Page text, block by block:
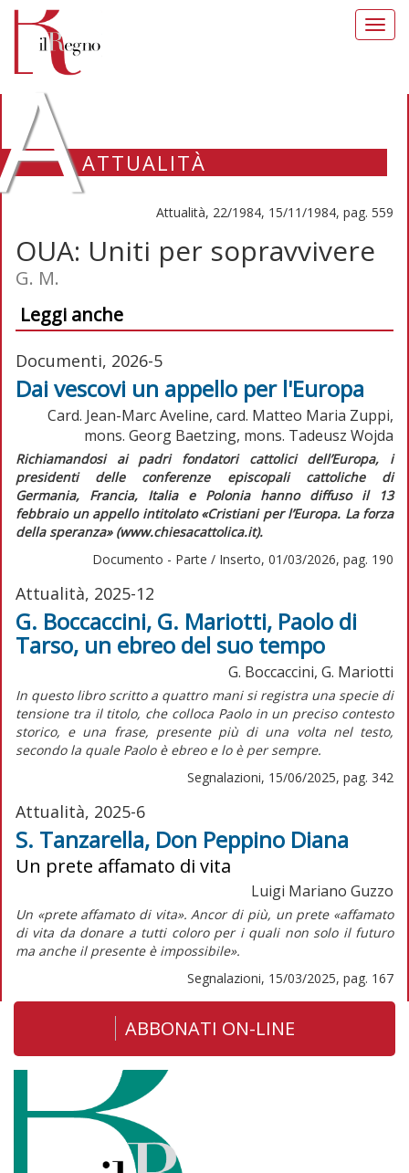
ATTUALITÀ
Attualità, 22/1984, 15/11/1984, pag. 559
OUA: Uniti per sopravvivere
G. M.
Leggi anche
Documenti, 2026-5
Dai vescovi un appello per l'Europa
Card. Jean-Marc Aveline, card. Matteo Maria Zuppi,
mons. Georg Baetzing, mons. Tadeusz Wojda
Richiamandosi ai padri fondatori cattolici dell’Europa, i
presidenti delle conferenze episcopali cattoliche di
Germania, Francia, Italia e Polonia hanno diffuso il 13
febbraio un appello intitolato «Cristiani per l’Europa. La forza
della speranza» (www.chiesacattolica.it).
Documento - Parte / Inserto, 01/03/2026, pag. 190
Attualità, 2025-12
G. Boccaccini, G. Mariotti, Paolo di
Tarso, un ebreo del suo tempo
G. Boccaccini, G. Mariotti
In questo libro scritto a quattro mani si registra una specie di
tensione tra il titolo, che colloca Paolo in un preciso contesto
storico, e una frase, presente più di una volta nel testo,
secondo la quale Paolo è ebreo e lo è per sempre.
Segnalazioni, 15/06/2025, pag. 342
Attualità, 2025-6
S. Tanzarella, Don Peppino Diana
Un prete affamato di vita
Luigi Mariano Guzzo
Un «prete affamato di vita». Ancor di più, un prete «affamato
di vita da donare a tutti coloro per i quali non solo il futuro
ma anche il presente è impossibile».
Segnalazioni, 15/03/2025, pag. 167
ABBONATI ON-LINE